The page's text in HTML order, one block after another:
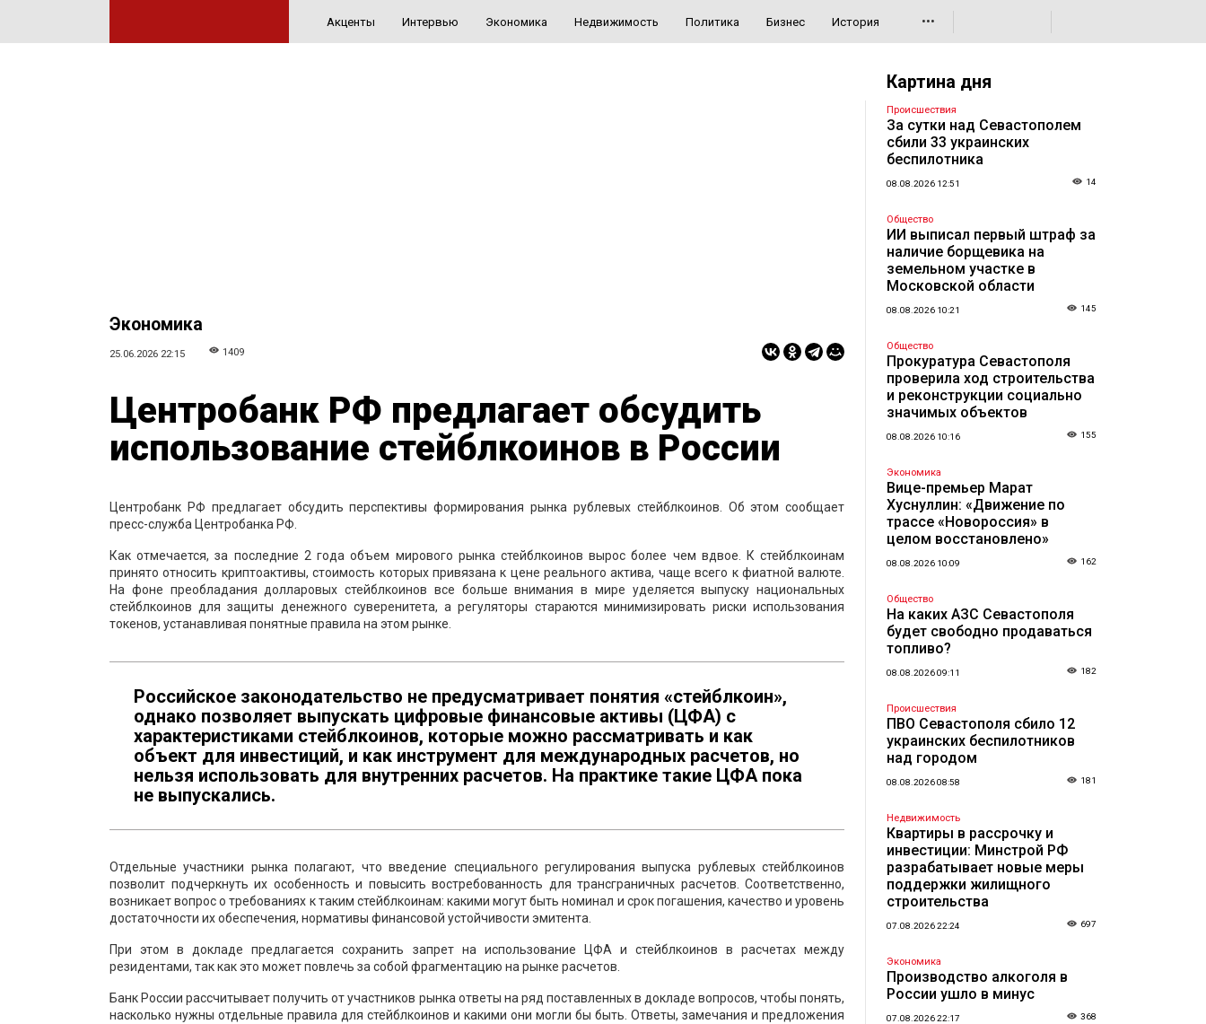
Акценты Интервью Экономика Недвижимость Политика Бизнес История •••
Экономика
25.06.2026 22:15 1409
Центробанк РФ предлагает обсудить
использование стейблкоинов в России
Центробанк РФ предлагает обсудить перспективы формирования рынка рублевых стейблкоинов. Об этом сообщает
пресс-служба Центробанка РФ.
Как отмечается, за последние 2 года объем мирового рынка стейблкоинов вырос более чем вдвое. К стейблкоинам
принято относить криптоактивы, стоимость которых привязана к цене реального актива, чаще всего к фиатной валюте.
На фоне преобладания долларовых стейблкоинов все больше внимания в мире уделяется выпуску национальных
стейблкоинов для защиты денежного суверенитета, а регуляторы стараются минимизировать риски использования
токенов, устанавливая понятные правила на этом рынке.
Российское законодательство не предусматривает понятия «стейблкоин»,
однако позволяет выпускать цифровые финансовые активы (ЦФА) с
характеристиками стейблкоинов, которые можно рассматривать и как
объект для инвестиций, и как инструмент для международных расчетов, но
нельзя использовать для внутренних расчетов. На практике такие ЦФА пока
не выпускались.
Отдельные участники рынка полагают, что введение специального регулирования выпуска рублевых стейблкоинов
позволит подчеркнуть их особенность и повысить востребованность для трансграничных расчетов. Соответственно,
возникает вопрос о требованиях к таким стейблкоинам: какими могут быть номинал и срок погашения, качество и уровень
достаточности их обеспечения, нормативы финансовой устойчивости эмитента.
При этом в докладе предлагается сохранить запрет на использование ЦФА и стейблкоинов в расчетах между
резидентами, так как это может повлечь за собой фрагментацию на рынке расчетов.
Банк России рассчитывает получить от участников рынка ответы на ряд поставленных в докладе вопросов, чтобы понять,
насколько нужны отдельные правила для стейблкоинов и какими они могли бы быть. Ответы, замечания и предложения
Картина дня
Происшествия
За сутки над Севастополем
сбили 33 украинских
беспилотника
08.08.2026 12:51 14
Общество
ИИ выписал первый штраф за
наличие борщевика на
земельном участке в
Московской области
08.08.2026 10:21 145
Общество
Прокуратура Севастополя
проверила ход строительства
и реконструкции социально
значимых объектов
08.08.2026 10:16 155
Экономика
Вице-премьер Марат
Хуснуллин: «Движение по
трассе «Новороссия» в
целом восстановлено»
08.08.2026 10:09 162
Общество
На каких АЗС Севастополя
будет свободно продаваться
топливо?
08.08.2026 09:11 182
Происшествия
ПВО Севастополя сбило 12
украинских беспилотников
над городом
08.08.2026 08:58 181
Недвижимость
Квартиры в рассрочку и
инвестиции: Минстрой РФ
разрабатывает новые меры
поддержки жилищного
строительства
07.08.2026 22:24 697
Экономика
Производство алкоголя в
России ушло в минус
07.08.2026 22:17 368